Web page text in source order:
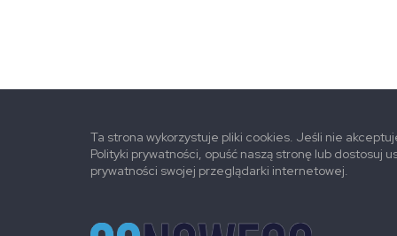
Ta strona wykorzystuje pliki cookies. Jeśli nie
Polityki prywatności, opuść naszą stronę lub dostosuj
prywatności swojej przeglądarki internetowej.